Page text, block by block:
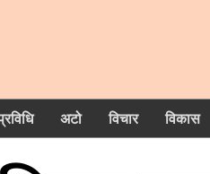
अटो विचार विकास